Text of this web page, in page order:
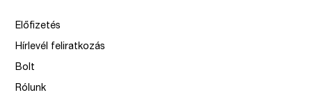
Előfizetés
Hírlevél feliratkozás
Bolt
Rólunk